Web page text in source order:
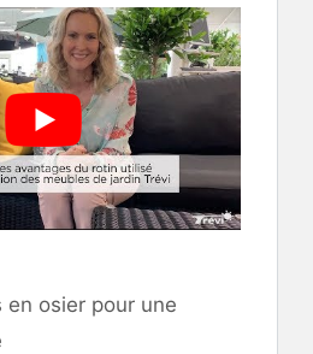
en osier pour une